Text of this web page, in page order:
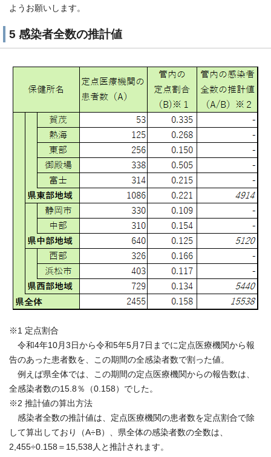
ようお願いします。
5 感染者全数の推計値
※1 定点割合
令和4年10月3日から令和5年5月7日までに定点医療機関から報
告のあった患者数を、この期間の全感染者数で割った値。
例えば県全体では、この期間の定点医療機関からの報告数は、
全感染者数の15.8％（0.158）でした。
※2 推計値の算出方法
感染者全数の推計値は、定点医療機関の患者数を定点割合で除
して算出しており（A÷B）、県全体の感染者数の全数は、
2,455÷0.158＝15,538人と推計されます。